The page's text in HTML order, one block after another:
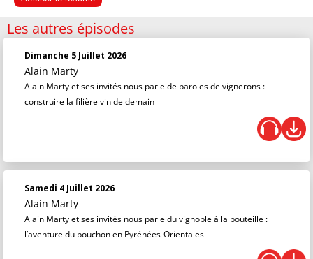
Les autres épisodes
Dimanche 5 Juillet 2026
Alain Marty
Alain Marty et ses invités nous parle de paroles de vignerons :
construire la filière vin de demain
Samedi 4 Juillet 2026
Alain Marty
Alain Marty et ses invités nous parle du vignoble à la bouteille :
l’aventure du bouchon en Pyrénées-Orientales